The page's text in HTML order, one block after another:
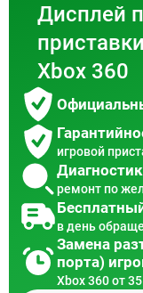
Дисплей
приставки
Xbox 360
игровой
ремонт по
в день
Замена
порта)
Xbox 360 от